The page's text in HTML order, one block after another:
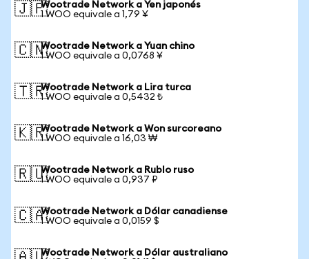
🇯🇵Wootrade Network a Yen japonés
1 WOO equivale a 1,79 ¥
🇨🇳Wootrade Network a Yuan chino
1 WOO equivale a 0,0768 ¥
🇹🇷Wootrade Network a Lira turca
1 WOO equivale a 0,5432 ₺
🇰🇷Wootrade Network a Won surcoreano
1 WOO equivale a 16,03 ₩
🇷🇺Wootrade Network a Rublo ruso
1 WOO equivale a 0,937 ₽
🇨🇦Wootrade Network a Dólar canadiense
1 WOO equivale a 0,0159 $
Wootrade Network a Dólar australiano